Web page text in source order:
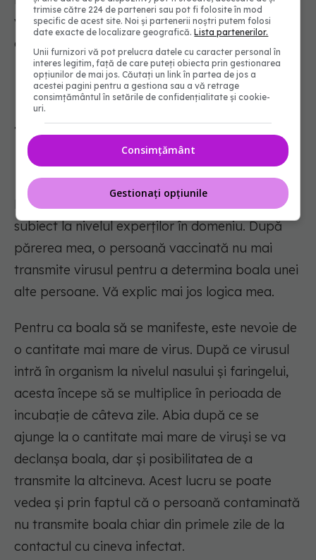
vaccinate mai pot transmite virusul după ce se
contamineaza de la persoane bolnave.
După ce mă vaccinez, mai pot
transmite virusul?
Există numeroase dezbateri legate de acest
subiect la nivelul experților în domeniu. După
părerea mea, o persoană vaccinată nu mai
transmite virusul pentru a determina boala unei
alte persoane. Vă explic mai jos logica mea.
Pentru ca boala să se manifeste, este nevoie de
o cantitate mai mare de virus. După ce virusul
intră în organism la nivelul nasului și faringelui,
acesta începe să se multiplice în perioada de
incubație de câteva zile. Abia după ce se
ajunge la o cantitate mai mare de viruși se va
declanșa boala, dar și posibilitatea de a
transmite la altcineva. Acest lucru se poate
vedea și prin faptul că o persoană contaminată
nu transmite boala chiar din primele zile de la
contactul cu cineva infectat.
trimise către 224 de parteneri sau pot fi folosite în mod
specific de acest site. Noi și partenerii noștri putem folosi
date exacte de localizare geografică.Lista partenerilor.
Unii furnizori vă pot prelucra datele cu caracter personal în
interes legitim, față de care puteți obiecta prin gestionarea
opțiunilor de mai jos. Căutați un link în partea de jos a
acestei pagini pentru a gestiona sau a vă retrage
consimțământul în setările de confidențialitate și cookie-
uri.
Consimțământ
Gestionați opțiunile